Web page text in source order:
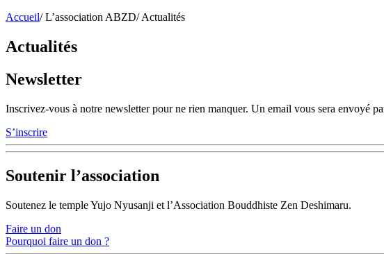
Accueil/ L’association ABZD/ Actualités
Actualités
Newsletter
Inscrivez-vous à notre newsletter pour ne rien manquer. Un email vous sera envoyé
S’inscrire
Soutenir l’association
Soutenez le temple Yujo Nyusanji et l’Association Bouddhiste Zen Deshimaru.
Faire un don
Pourquoi faire un don ?